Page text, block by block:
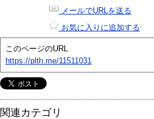
メールでURLを送る
お気に入りに追加する
このページのURL
https://plth.me/11511031
関連カテゴリ